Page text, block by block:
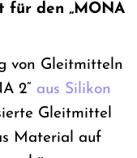
für den „MONA
von Gleitmitteln
2“ aus Silikon
Gleitmittel
Material auf